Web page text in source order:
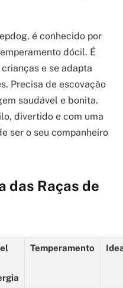
é conhecido por
dócil. É
e se adapta
Precisa de escovação
saudável e bonita.
divertido e com uma
ser o seu companheiro
das Raças de
Temperamento